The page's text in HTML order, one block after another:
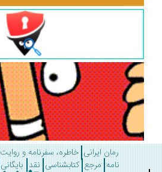
رمان ایرانی خاطره، سفرنامه و روایت
نامه مرجع کتابشناسی نقد بایگانی